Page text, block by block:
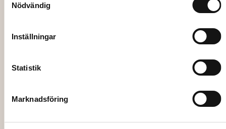
Nödvändig
Inställningar
Statistik
Marknadsföring